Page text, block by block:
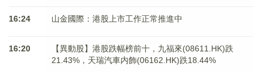
16:24 山金國際：港股上市工作正常推進中
16:20
【異動股】港股跌幅榜前十，九福來(08611.HK)跌
21.43%，天瑞汽車内飾(06162.HK)跌18.44%